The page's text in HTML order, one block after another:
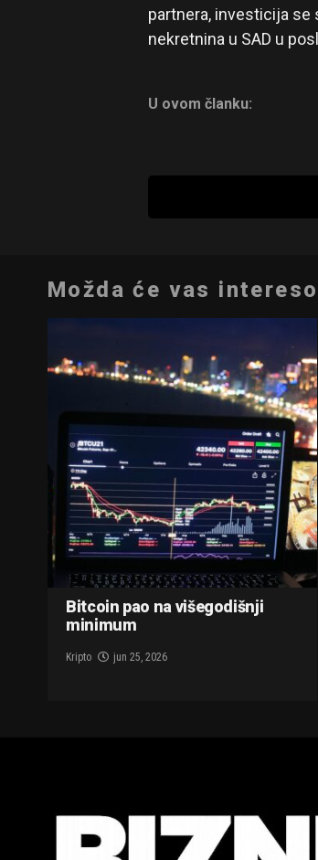
partnera, investicija
nekretnina u SAD u
U ovom članku:
Možda će vas
Bitcoin pao na višegodišnji
minimum
Kripto jun 25, 2026